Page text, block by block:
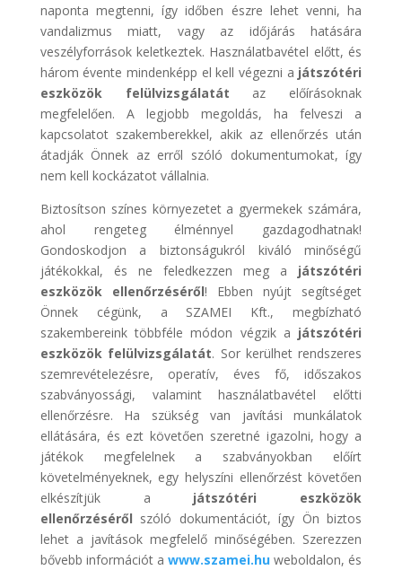
naponta megtenni, így időben észre lehet venni, ha
vandalizmus miatt, vagy az időjárás hatására
veszélyforrások keletkeztek. Használatbavétel előtt, és
három évente mindenképp el kell végezni a játszótéri
eszközök felülvizsgálatát az előírásoknak
megfelelően. A legjobb megoldás, ha felveszi a
kapcsolatot szakemberekkel, akik az ellenőrzés után
átadják Önnek az erről szóló dokumentumokat, így
nem kell kockázatot vállalnia.
Biztosítson színes környezetet a gyermekek számára,
ahol rengeteg élménnyel gazdagodhatnak!
Gondoskodjon a biztonságukról kiváló minőségű
játékokkal, és ne feledkezzen meg a játszótéri
eszközök ellenőrzéséről! Ebben nyújt segítséget
Önnek cégünk, a SZAMEI Kft., megbízható
szakembereink többféle módon végzik a játszótéri
eszközök felülvizsgálatát. Sor kerülhet rendszeres
szemrevételezésre, operatív, éves fő, időszakos
szabványossági, valamint használatbavétel előtti
ellenőrzésre. Ha szükség van javítási munkálatok
ellátására, és ezt követően szeretné igazolni, hogy a
játékok megfelelnek a szabványokban előírt
követelményeknek, egy helyszíni ellenőrzést követően
elkészítjük a játszótéri eszközök
ellenőrzéséről szóló dokumentációt, így Ön biztos
lehet a javítások megfelelő minőségében. Szerezzen
bővebb információt awww.szamei.hu weboldalon, és